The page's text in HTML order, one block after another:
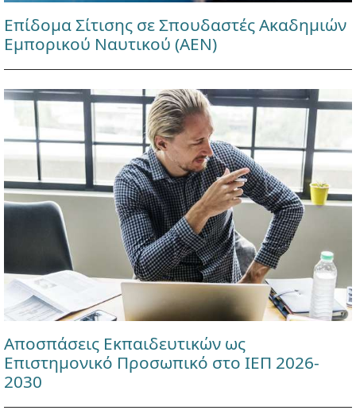
Επίδομα Σίτισης σε Σπουδαστές Ακαδημιών
Εμπορικού Ναυτικού (ΑΕΝ)
Αποσπάσεις Εκπαιδευτικών ως
Επιστημονικό Προσωπικό στο ΙΕΠ 2026-
2030